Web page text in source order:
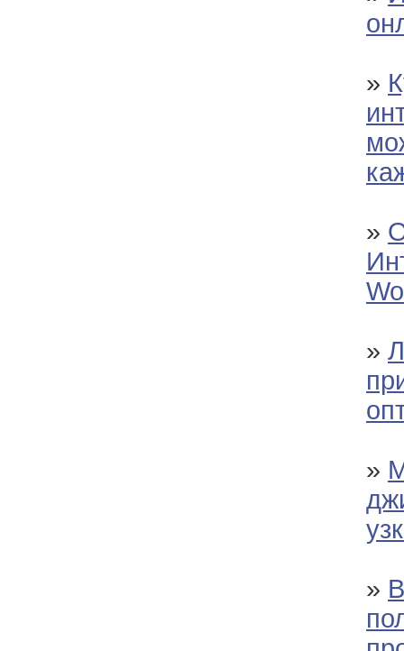
»
»
»
»
»